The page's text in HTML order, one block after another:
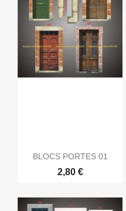
BLOCS PORTES 01
2,80 €